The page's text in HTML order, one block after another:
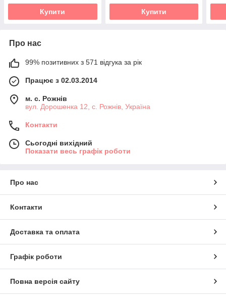
Купити Купити
Про нас
99% позитивних з 571 відгука за рік
Працює з 02.03.2014
м. с. Рожнів
вул. Дорошенка 12, с. Рожнів, Україна
Контакти
Сьогодні вихідний
Показати весь графік роботи
Про нас
Контакти
Доставка та оплата
Графік роботи
Повна версія сайту